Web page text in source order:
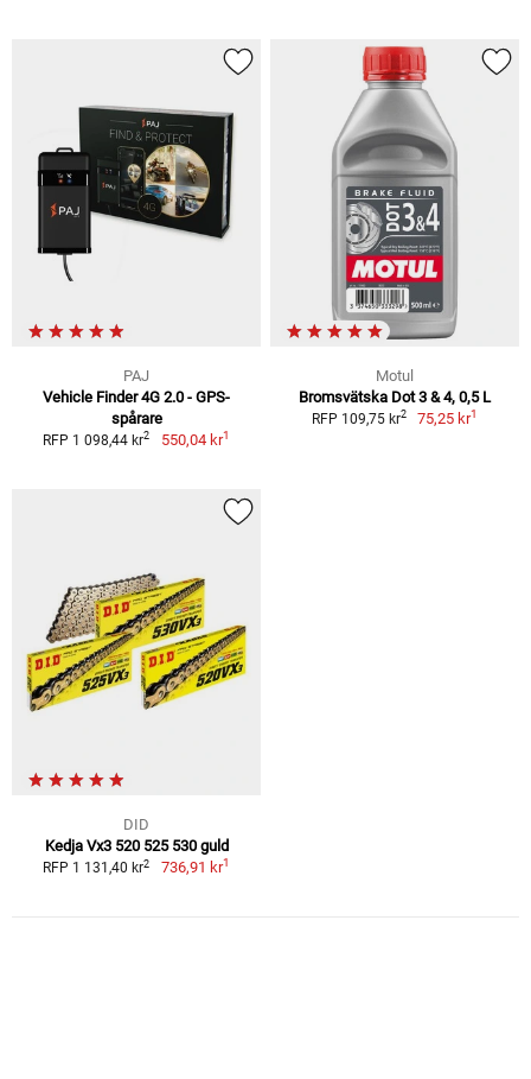
PAJ
Vehicle Finder 4G 2.0 - GPS-
spårare
RFP 1 098,44 kr2 550,04 kr1
Motul
Bromsvätska Dot 3 & 4, 0,5 L
RFP 109,75 kr2 75,25 kr1
DID
Kedja Vx3 520 525 530 guld
RFP 1 131,40 kr2 736,91 kr1